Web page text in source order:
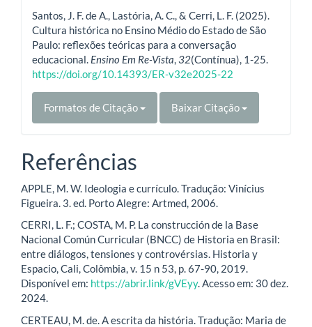
Santos, J. F. de A., Lastória, A. C., & Cerri, L. F. (2025).
Cultura histórica no Ensino Médio do Estado de São
Paulo: reflexões teóricas para a conversação
educacional. Ensino Em Re-Vista,32(Contínua), 1-25.
https://doi.org/10.14393/ER-v32e2025-22
Formatos de Citação Baixar Citação
Referências
APPLE, M. W. Ideologia e currículo. Tradução: Vinícius
Figueira. 3. ed. Porto Alegre: Artmed, 2006.
CERRI, L. F.; COSTA, M. P. La construcción de la Base
Nacional Común Curricular (BNCC) de Historia en Brasil:
entre diálogos, tensiones y controvérsias. Historia y
Espacio, Cali, Colômbia, v. 15 n 53, p. 67-90, 2019.
Disponível em: https://abrir.link/gVEyy. Acesso em: 30 dez.
2024.
CERTEAU, M. de. A escrita da história. Tradução: Maria de